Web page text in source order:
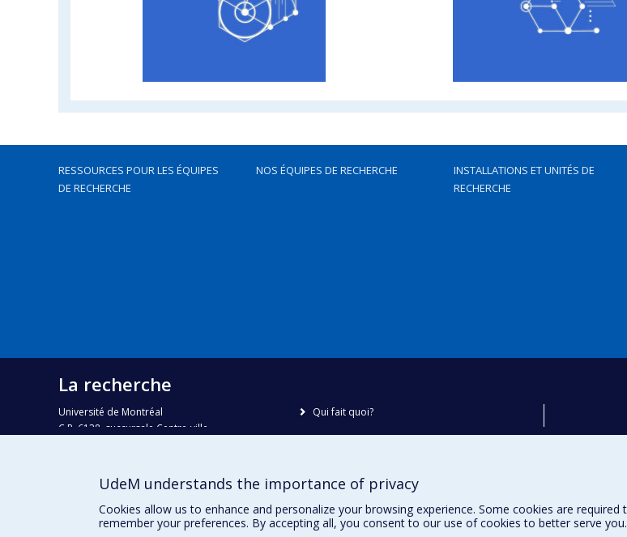
RESSOURCES POUR LES ÉQUIPES
DE RECHERCHE
NOS ÉQUIPES DE RECHERCHE
INSTALLATIONS ET UNITÉS DE
RECHERCHE
La recherche
Université de Montréal
C.P. 6128, succursale Centre-ville
recherche@umontreal.ca
Qui fait quoi?
Nous trouver
Accessibilité
UdeM understands the importance of privacy
Cookies allow us to enhance and personalize your browsing experience. Some cookies are
remember your preferences. By accepting all, you consent to our use of cookies to better serve you.